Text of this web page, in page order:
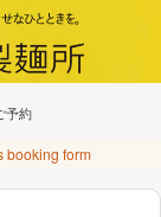
予約
booking form